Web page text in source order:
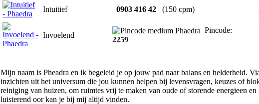
Intuitief 0903 416 42 (150 cpm)
Invoelend
Pincode:
2259
Mijn naam is Pheadra en ik begeleid je op jouw pad naar balans en helderheid.
inzichten uit het universum die jou kunnen helpen bij levensvragen, keuzes of
reiniging van huizen, om ruimtes vrij te maken van oude of storende energieen
luisterend oor kan je bij mij altijd vinden.